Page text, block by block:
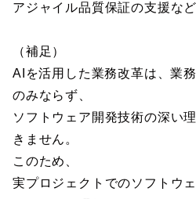
アジャイル品質保証の支援など
（補足）
AIを活用した業務改革は、業
のみならず、
ソフトウェア開発技術の深い
きません。
このため、
実プロジェクトでのソフトウ